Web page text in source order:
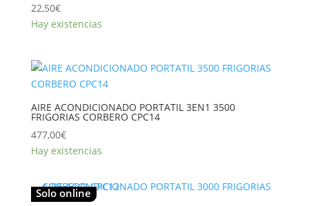
22,50€
Hay existencias
AIRE ACONDICIONADO PORTATIL 3EN1 3500
FRIGORIAS CORBERO CPC14
477,00€
Hay existencias
Solo online